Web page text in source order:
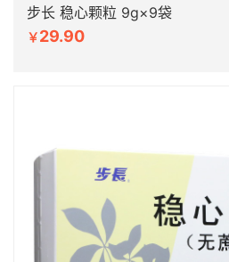
步长 稳心颗粒 9g×9袋
￥29.90